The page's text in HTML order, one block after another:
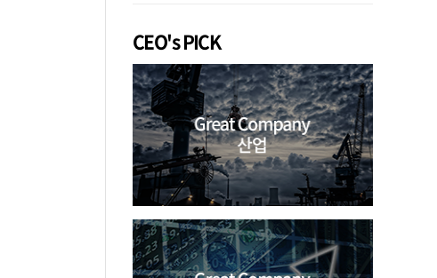
CEO's PICK